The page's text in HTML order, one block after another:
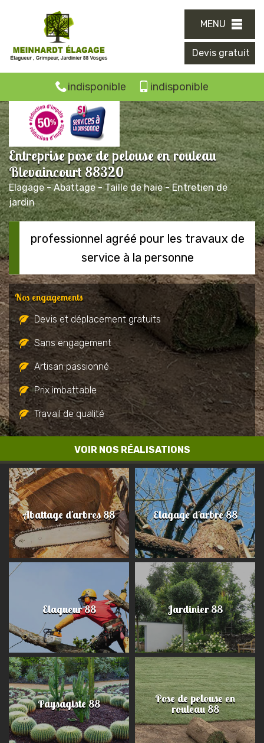
MENU
Devis gratuit
indisponible indisponible
Entreprise pose de pelouse en rouleau
Blevaincourt 88320
Elagage - Abattage - Taille de haie - Entretien de
jardin
VOIR NOS RÉALISATIONS
professionnel agréé pour les travaux de
service à la personne
Nos engagements
Devis et déplacement gratuits
Sans engagement
Artisan passionné
Prix imbattable
Travail de qualité
Abattage d'arbres 88 Elagage d'arbre 88
Elagueur 88 Jardinier 88
Paysagiste 88 Pose de pelouse en
rouleau 88